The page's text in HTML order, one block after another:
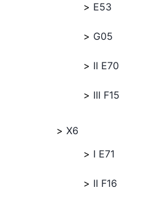
E53
G05
II E70
III F15
X6
I E71
II F16